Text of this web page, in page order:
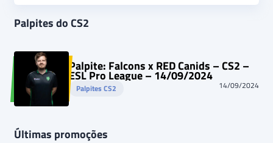
Palpites do CS2
Palpite: Falcons x RED Canids – CS2 –
ESL Pro League – 14/09/2024
Palpites CS2 14/09/2024
Últimas promoções